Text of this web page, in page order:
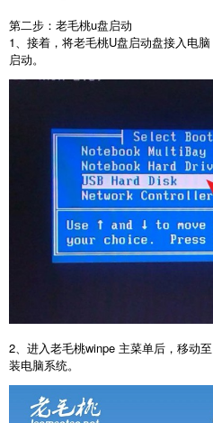
第二步：老毛桃u盘启动
1、接着，将老毛桃U盘启动盘接入电脑
启动。
2、进入老毛桃winpe 主菜单后，移动
装电脑系统。